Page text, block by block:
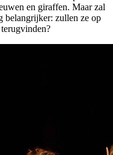
en giraffen. Maar zal
belangrijker: zullen ze op